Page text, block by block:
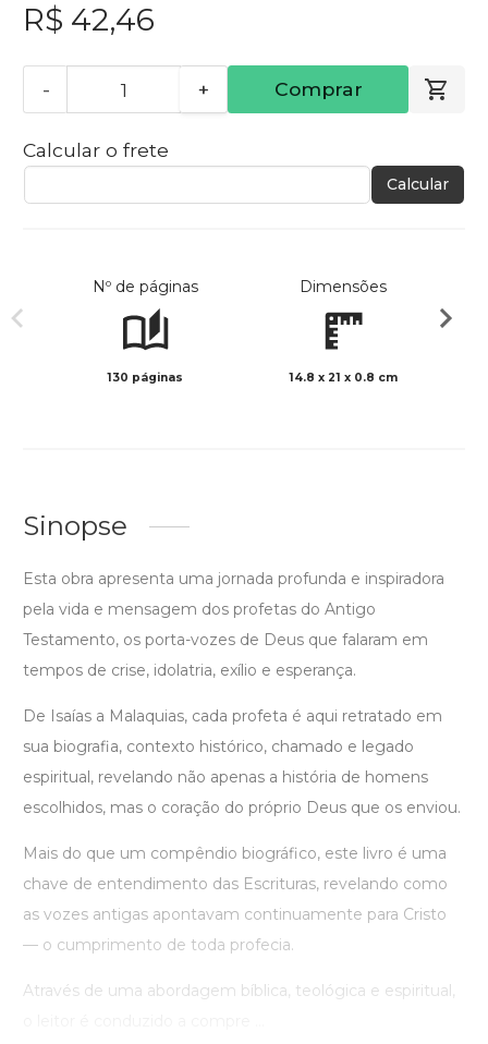
R$ 42,46
- + Comprar
Calcular o frete
Calcular
Nº de páginas
130 páginas
Dimensões
14.8 x 21 x 0.8 cm
Sinopse
Esta obra apresenta uma jornada profunda e inspiradora
pela vida e mensagem dos profetas do Antigo
Testamento, os porta-vozes de Deus que falaram em
tempos de crise, idolatria, exílio e esperança.
De Isaías a Malaquias, cada profeta é aqui retratado em
sua biografia, contexto histórico, chamado e legado
espiritual, revelando não apenas a história de homens
escolhidos, mas o coração do próprio Deus que os enviou.
Mais do que um compêndio biográfico, este livro é uma
chave de entendimento das Escrituras, revelando como
as vozes antigas apontavam continuamente para Cristo
— o cumprimento de toda profecia.
Através de uma abordagem bíblica, teológica e espiritual,